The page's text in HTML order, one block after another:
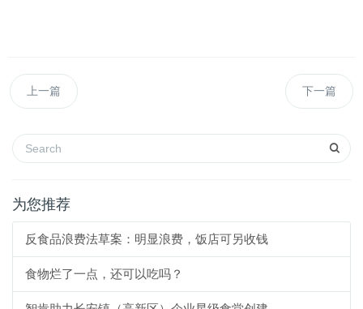
上一篇 下一篇
为您推荐
反食品浪费法草案：明显浪费，饭店可另收钱
食物烂了一点，还可以吃吗？